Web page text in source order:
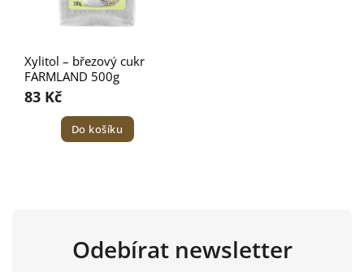
Xylitol – březový cukr
FARMLAND 500g
83 Kč
Do košíku
Odebírat newsletter